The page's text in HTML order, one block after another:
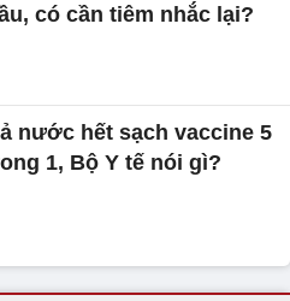
có cần tiêm nhắc lại?
nước hết sạch vaccine 5
1, Bộ Y tế nói gì?